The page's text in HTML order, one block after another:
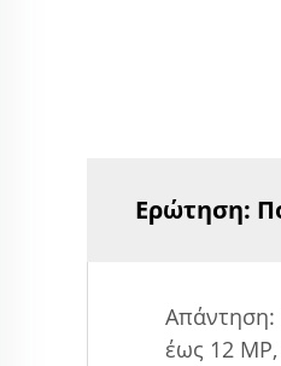
Ερώτηση:
Απάντηση:
έως 12